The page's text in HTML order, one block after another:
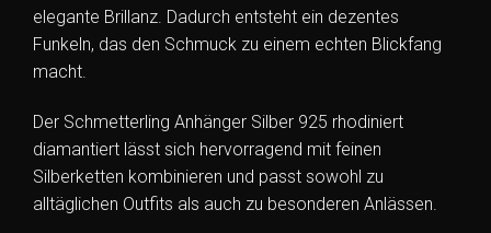
elegante Brillanz. Dadurch entsteht ein dezentes
Funkeln, das den Schmuck zu einem echten Blickfang
macht.
Der Schmetterling Anhänger Silber 925 rhodiniert
diamantiert lässt sich hervorragend mit feinen
Silberketten kombinieren und passt sowohl zu
alltäglichen Outfits als auch zu besonderen Anlässen.